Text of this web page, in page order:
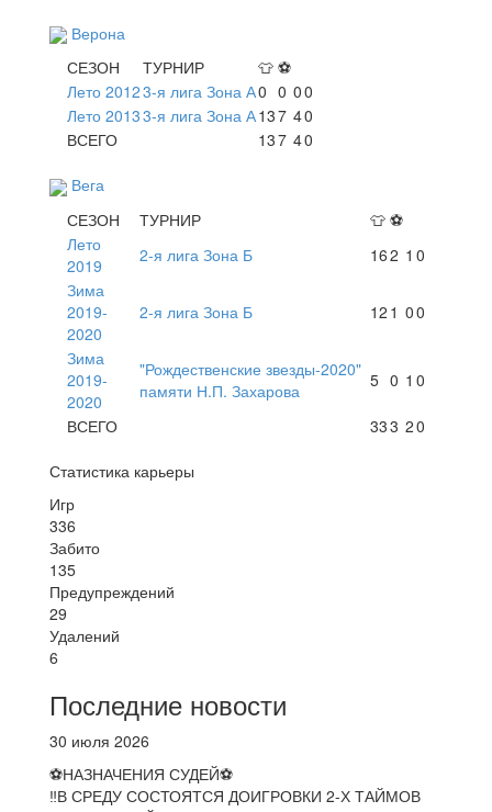
Верона
СЕЗОН
ТУРНИР 👕 ⚽
Лето 20123-я лига Зона А0 0 00
Лето 20133-я лига Зона А137 40
ВСЕГО
137 40
Вега
СЕЗОН
ТУРНИР 👕 ⚽
Лето
2019
2-я лига Зона Б 162 1 0
Зима
2019-
2020
2-я лига Зона Б 12 1 00
Зима
2019-
2020
"Рождественские звезды-2020"
памяти Н.П. Захарова
5 0 1 0
ВСЕГО 333 20
Статистика карьеры
Игр
336
Забито
135
Предупреждений
29
Удалений
6
Последние новости
30 июля 2026
⚽НАЗНАЧЕНИЯ СУДЕЙ⚽
‼В СРЕДУ СОСТОЯТСЯ ДОИГРОВКИ 2-Х ТАЙМОВ